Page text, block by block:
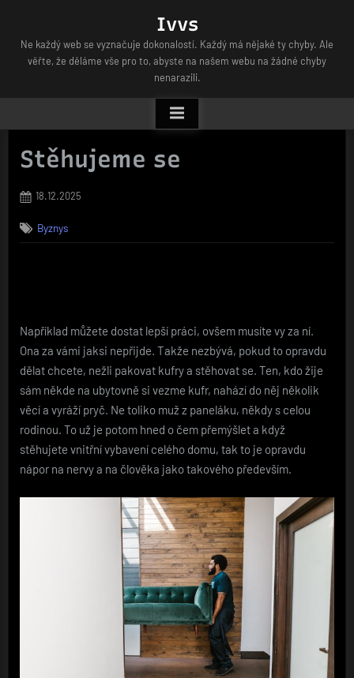
content
Ivvs
Ne každý web se vyznačuje dokonalostí. Každý má nějaké ty chyby. Ale
věřte, že děláme vše pro to, abyste na našem webu na žádné chyby
nenarazili.
Stěhujeme se
Posted
18.12.2025
Byznys
Například můžete dostat lepší práci, ovšem musíte vy za ní.
Ona za vámi jaksi nepřijde. Takže nezbývá, pokud to opravdu
dělat chcete, nežli pakovat kufry a stěhovat se. Ten, kdo žije
sám někde na ubytovně si vezme kufr, nahází do něj několik
věcí a vyráží pryč. Ne toliko muž z paneláku, někdy s celou
rodinou. To už je potom hned o čem přemýšlet a když
stěhujete vnitřní vybavení celého domu, tak to je opravdu
nápor na nervy a na člověka jako takového především.